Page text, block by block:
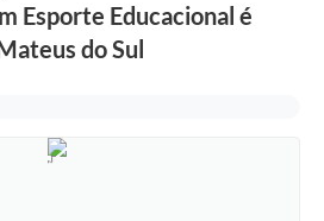
Esporte Educacional é
do Sul